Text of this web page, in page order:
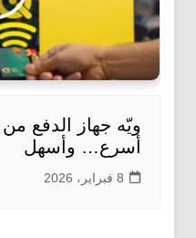
ويّه جهاز الدفع
أسرع… وأسهل
8 فبراير، 2026